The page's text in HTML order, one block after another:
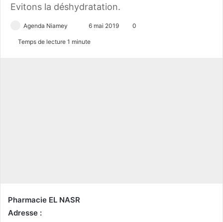
Evitons la déshydratation.
Agenda Niamey
n
6 mai 2019 0
Temps de lecture 1 minute
Pharmacie EL NASR
Adresse :